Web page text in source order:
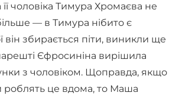
її чоловіка Тимура Хромаєва не
— в Тимура нібито є
він збирається піти, виникли ще
Єфросиніна вирішила
з чоловіком. Щоправда, якщо
роблять це вдома, то Маша